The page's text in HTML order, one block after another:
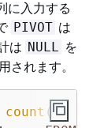
に入力する
PIVOT は
は NULL
を
されます。
count ( *